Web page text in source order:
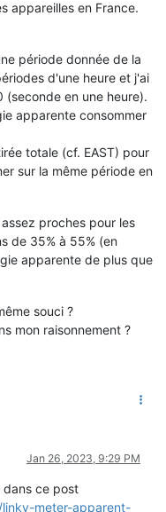
appareilles en France.
période donnée de la
d'une heure et j'ai
en une heure).
apparente consommer
totale (cf. EAST) pour
sur la même période en
proches pour les
de 35% à 55% (en
apparente de plus que
souci ?
mon raisonnement ?
Jan 26, 2023, 9:29 PM
dans ce post
meter-apparent-